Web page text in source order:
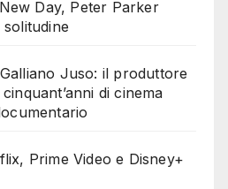
Day, Peter Parker
Juso: il produttore
di cinema
Prime Video e Disney+